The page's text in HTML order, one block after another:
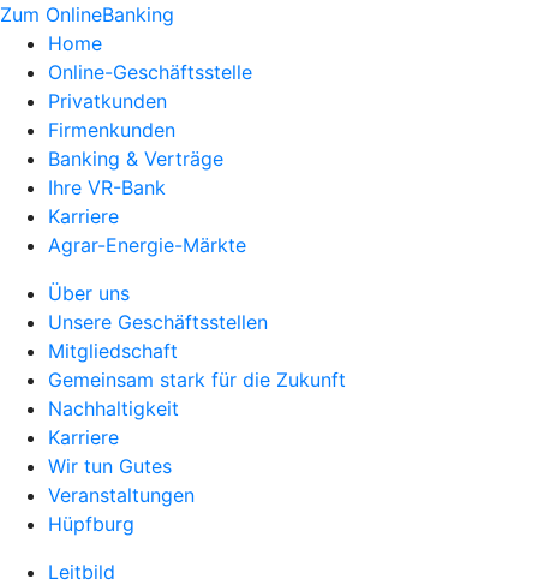
Zum OnlineBanking
Home
Online-Geschäftsstelle
Privatkunden
Firmenkunden
Banking & Verträge
Ihre VR-Bank
Karriere
Agrar-Energie-Märkte
Über uns
Unsere Geschäftsstellen
Mitgliedschaft
Gemeinsam stark für die Zukunft
Nachhaltigkeit
Karriere
Wir tun Gutes
Veranstaltungen
Hüpfburg
Leitbild